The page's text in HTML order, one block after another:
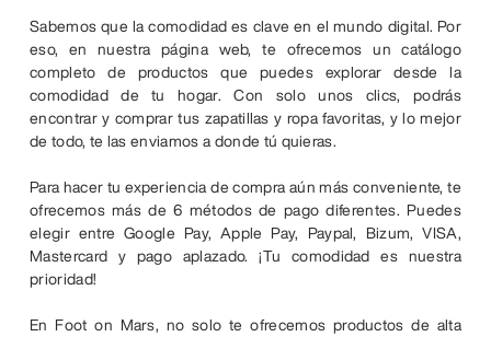
Sabemos que la comodidad es clave en el mundo digital. Por
eso, en nuestra página web, te ofrecemos un catálogo
completo de productos que puedes explorar desde la
comodidad de tu hogar. Con solo unos clics, podrás
encontrar y comprar tus zapatillas y ropa favoritas, y lo mejor
de todo, te las enviamos a donde tú quieras.
Para hacer tu experiencia de compra aún más conveniente, te
ofrecemos más de 6 métodos de pago diferentes. Puedes
elegir entre Google Pay, Apple Pay, Paypal, Bizum, VISA,
Mastercard y pago aplazado. ¡Tu comodidad es nuestra
prioridad!
En Foot on Mars, no solo te ofrecemos productos de alta